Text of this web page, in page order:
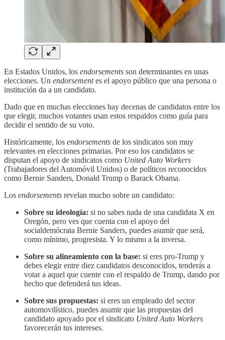
En Estados Unidos, los endorsements son determinantes en unas
elecciones. Un endorsementes el apoyo público que una persona o
institución da a un candidato.
Dado que en muchas elecciones hay decenas de candidatos entre los
que elegir, muchos votantes usan estos respaldos como guía para
decidir el sentido de su voto.
Históricamente, los endorsements de los sindicatos son muy
relevantes en elecciones primarias. Por eso los candidatos se
disputan el apoyo de sindicatos como United Auto Workers
(Trabajadores del Automóvil Unidos) o de políticos reconocidos
como Bernie Sanders, Donald Trump o Barack Obama.
Los endorsements revelan mucho sobre un candidato:
Sobre su ideología: si no sabes nada de una candidata X en
Oregón, pero ves que cuenta con el apoyo del
socialdemócrata Bernie Sanders, puedes asumir que será,
como mínimo, progresista. Y lo mismo a la inversa.
Sobre su alineamiento con la base: si eres pro-Trump y
debes elegir entre diez candidatos desconocidos, tenderás a
votar a aquel que cuente con el respaldo de Trump, dando por
hecho que defenderá tus ideas.
Sobre sus propuestas: si eres un empleado del sector
automovilístico, puedes asumir que las propuestas del
candidato apoyado por el sindicato United Auto Workers
favorecerán tus intereses.